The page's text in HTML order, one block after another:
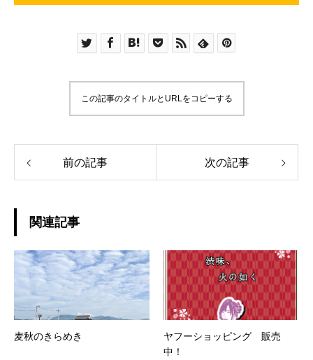
この記事のタイトルとURLをコピーする
前の記事 次の記事
関連記事
麦秋のきらめき
ヤフーショッピング 販売
中！